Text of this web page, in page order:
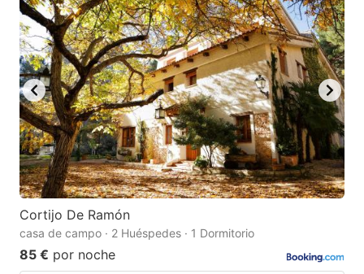
Cortijo De Ramón
casa de campo · 2 Huéspedes · 1 Dormitorio
85 € por noche